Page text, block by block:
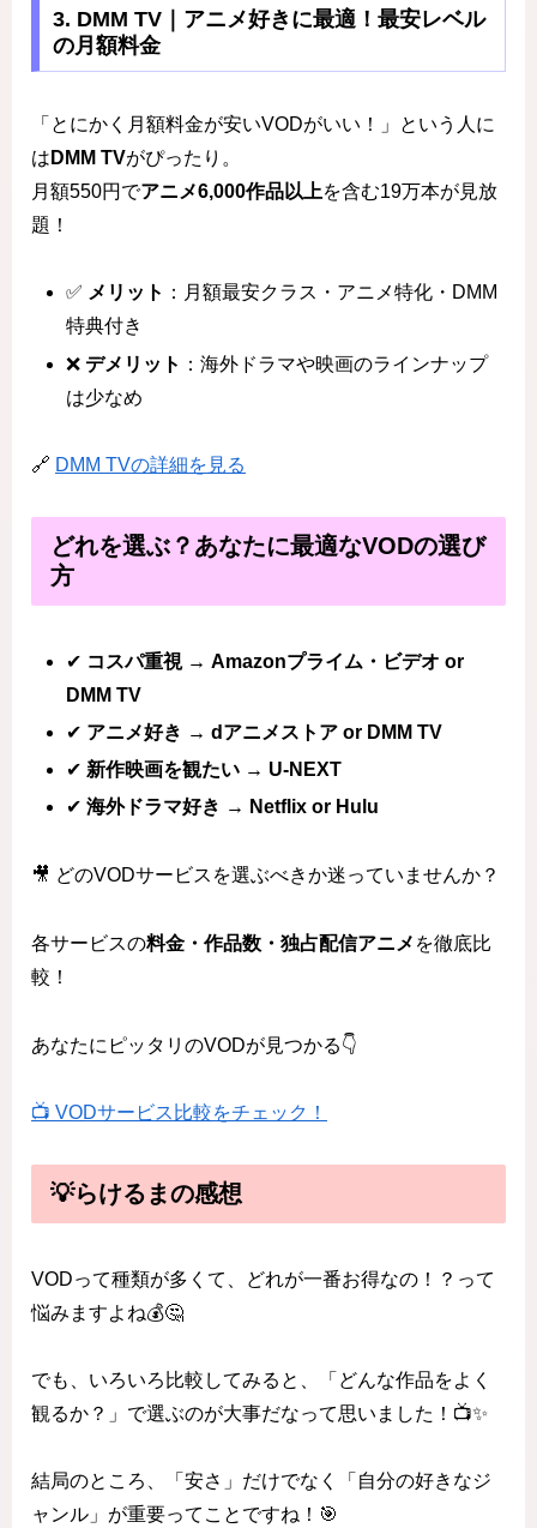
3. DMM TV｜アニメ好きに最適！最安レベル
の月額料金
「とにかく月額料金が安いVODがいい！」という人に
は DMM TVがぴったり。
月額550円でアニメ6,000作品以上を含む19万本が見放
題！
✅ メリット ：月額最安クラス・アニメ特化・DMM
特典付き
❌デメリット ：海外ドラマや映画のラインナップ
は少なめ
🔗 DMM TVの詳細を見る
どれを選ぶ？あなたに最適なVODの選び
方
✔ コスパ重視 → Amazonプライム・ビデオ or
DMM TV
✔ アニメ好き → dアニメストア or DMM TV
✔ 新作映画を観たい → U-NEXT
✔海外ドラマ好き → Netflix or Hulu
🎥 どのVODサービスを選ぶべきか迷っていませんか？
各サービスの料金・作品数・独占配信アニメ を徹底比
較！
あなたにピッタリのVODが見つかる👇
📺 VODサービス比較をチェック！
💡らけるまの感想
VODって種類が多くて、どれが一番お得なの！？って
悩みますよね💰🤔
でも、いろいろ比較してみると、「どんな作品をよく
観るか？」で選ぶのが大事だなって思いました！📺✨
結局のところ、「安さ」だけでなく「自分の好きなジ
ャンル」が重要ってことですね！🎯